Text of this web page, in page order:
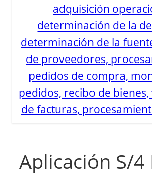
adquisición
determinación de la
determinación de la
de proveedores,
pedidos de compra,
pedidos, recibo de
de facturas,
Aplicación S/4